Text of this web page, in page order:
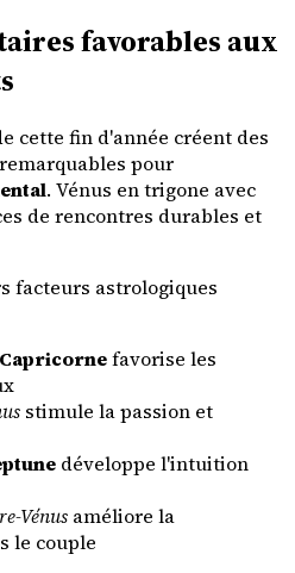
favorables aux
cette fin d'année créent des
pour
. Vénus en trigone avec
de rencontres durables et
facteurs astrologiques
favorise les
stimule la passion et
développe l'intuition
Vénus améliore la
le couple